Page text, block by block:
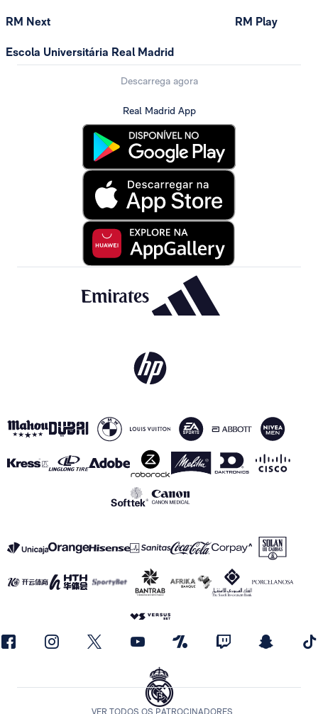
RM Next
Escola Universitária Real Madrid
RM Play
Descarrega agora
Real Madrid App